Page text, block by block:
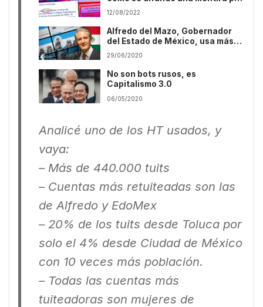
no comprobar los hechos y no se
rectifica
12/08/2022
Alfredo del Mazo, Gobernador
del Estado de México, usa más
de 60.000 bots
29/06/2020
No son bots rusos, es
Capitalismo 3.0
06/05/2020
Analicé uno de los HT usados, y
vaya:
– Más de 440.000 tuits
– Cuentas más retuiteadas son las
de Alfredo y EdoMex
– 20% de los tuits desde Toluca por
solo el 4% desde Ciudad de México
con 10 veces más población.
– Todas las cuentas más
tuiteadoras son mujeres de